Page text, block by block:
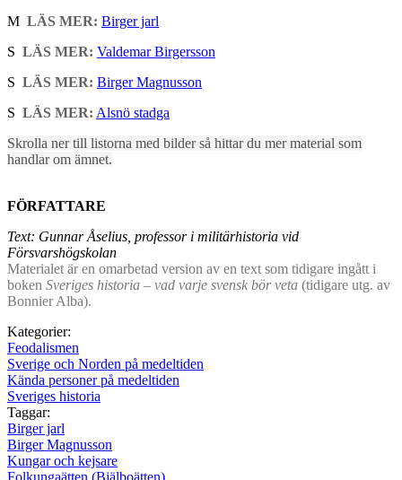
M LÄS MER: Birger jarl
S LÄS MER: Valdemar Birgersson
S LÄS MER: Birger Magnusson
S LÄS MER: Alsnö stadga
Skrolla ner till listorna med bilder så hittar du mer material som
handlar om ämnet.
FÖRFATTARE
Text: Gunnar Åselius, professor i militärhistoria vid
Försvarshögskolan
Materialet är en omarbetad version av en text som tidigare ingått i
boken Sveriges historia – vad varje svensk bör veta (tidigare utg. av
Bonnier Alba).
Kategorier:
Feodalismen
Sverige och Norden på medeltiden
Kända personer på medeltiden
Sveriges historia
Taggar:
Birger jarl
Birger Magnusson
Kungar och kejsare